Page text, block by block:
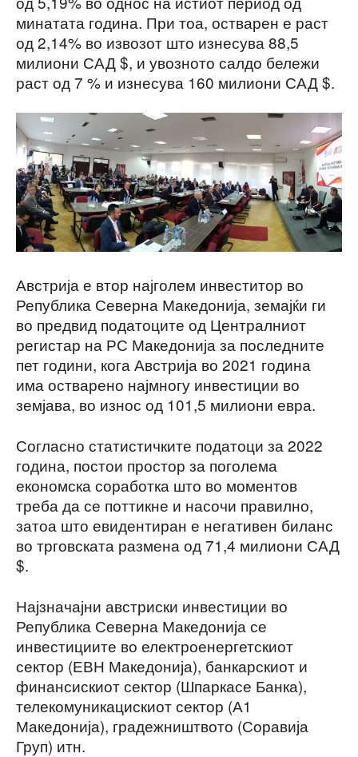
минатата година. При тоа, остварен е раст
од 2,14% во извозот што изнесува 88,5
милиони САД $, и увозното салдо бележи
раст од 7 % и изнесува 160 милиони САД $.
Австрија е втор најголем инвеститор во
Република Северна Македонија, земајќи ги
во предвид податоците од Централниот
регистар на РС Македонија за последните
пет години, кога Австрија во 2021 година
има остварено најмногу инвестиции во
земјава, во износ од 101,5 милиони евра.
Согласно статистичките податоци за 2022
година, постои простор за поголема
економска соработка што во моментов
треба да се поттикне и насочи правилно,
затоа што евидентиран е негативен биланс
во трговската размена од 71,4 милиони САД
$.
Најзначајни австриски инвестиции во
Република Северна Македонија се
инвестициите во електроенергетскиот
сектор (ЕВН Македонија), банкарскиот и
финансискиот сектор (Шпаркасе Банка),
телекомуникацискиот сектор (А1
Македонија), градежништвото (Соравија
Груп) итн.